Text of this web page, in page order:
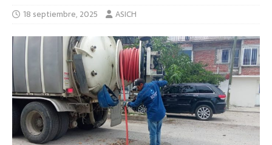
18 septiembre, 2025 ASICH